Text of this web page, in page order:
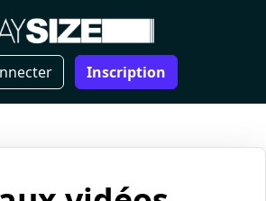
Inscription